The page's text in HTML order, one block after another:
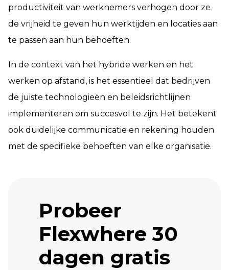
productiviteit van werknemers verhogen door ze
de vrijheid te geven hun werktijden en locaties aan
te passen aan hun behoeften.
In de context van het hybride werken en het
werken op afstand, is het essentieel dat bedrijven
de juiste technologieën en beleidsrichtlijnen
implementeren om succesvol te zijn. Het betekent
ook duidelijke communicatie en rekening houden
met de specifieke behoeften van elke organisatie.
Probeer
Flexwhere 30
dagen gratis